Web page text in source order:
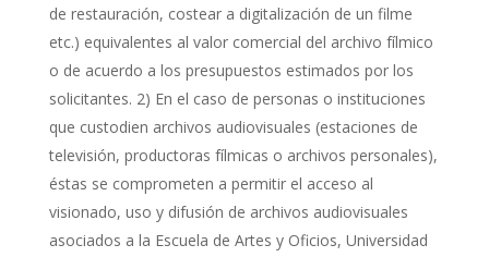
de restauración, costear a digitalización de un filme
etc.) equivalentes al valor comercial del archivo fílmico
o de acuerdo a los presupuestos estimados por los
solicitantes. 2) En el caso de personas o instituciones
que custodien archivos audiovisuales (estaciones de
televisión, productoras fílmicas o archivos personales),
éstas se comprometen a permitir el acceso al
visionado, uso y difusión de archivos audiovisuales
asociados a la Escuela de Artes y Oficios, Universidad